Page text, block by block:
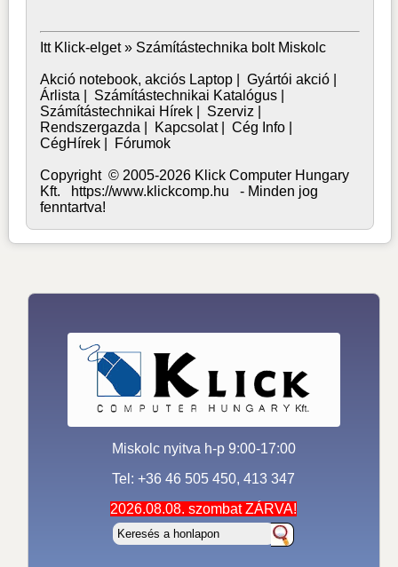
Itt Klick-elget » Számítástechnika bolt Miskolc
Akció notebook, akciós Laptop |Gyártói akció
Árlista
Számítástechnikai Katalógus
Számítástechnikai Hírek
Szerviz
Rendszergazda
Kapcsolat|Cég Info
CégHírek
Fórumok
Copyright © 2005-2026 Klick Computer Hungary
Kft. https://www.klickcomp.hu - Minden jog
fenntartva!
Miskolc nyitva h-p 9:00-17:00
Tel: +36 46 505 450, 413 347
2026.08.08. szombat ZÁRVA!